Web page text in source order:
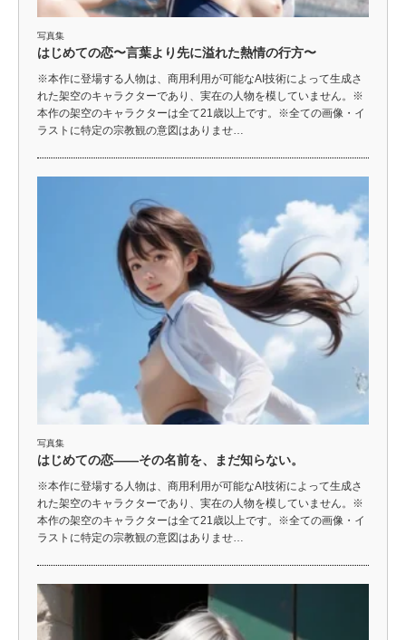
写真集
はじめての恋〜言葉より先に溢れた熱情の行方〜
※本作に登場する人物は、商用利用が可能なAI技術によって生成さ
れた架空のキャラクターであり、実在の人物を模していません。※
本作の架空のキャラクターは全て21歳以上です。※全ての画像・イ
ラストに特定の宗教観の意図はありませ…
写真集
はじめての恋――その名前を、まだ知らない。
※本作に登場する人物は、商用利用が可能なAI技術によって生成さ
れた架空のキャラクターであり、実在の人物を模していません。※
本作の架空のキャラクターは全て21歳以上です。※全ての画像・イ
ラストに特定の宗教観の意図はありませ…